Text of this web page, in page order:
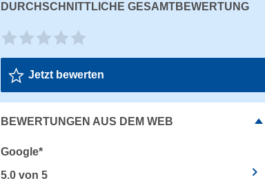
DURCHSCHNITTLICHE GESAMTBEWERTUNG
Jetzt bewerten
BEWERTUNGEN AUS DEM WEB
Google*
5.0 von 5